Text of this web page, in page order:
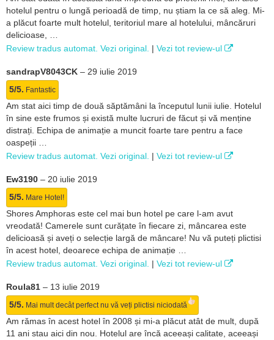
hotelul pentru o lungă perioadă de timp, nu știam la ce să aleg. Mi-
a plăcut foarte mult hotelul, teritoriul mare al hotelului, mâncăruri
delicioase, …
Review tradus automat. Vezi original. | Vezi tot review-ul
sandrapV8043CK – 29 iulie 2019
5/5. Fantastic
Am stat aici timp de două săptămâni la începutul lunii iulie. Hotelul
în sine este frumos și există multe lucruri de făcut și vă menține
distrați. Echipa de animație a muncit foarte tare pentru a face
oaspeții …
Review tradus automat. Vezi original. | Vezi tot review-ul
Ew3190 – 20 iulie 2019
5/5. Mare Hotel!
Shores Amphoras este cel mai bun hotel pe care l-am avut
vreodată! Camerele sunt curățate în fiecare zi, mâncarea este
delicioasă și aveți o selecție largă de mâncare! Nu vă puteți plictisi
în acest hotel, deoarece echipa de animație …
Review tradus automat. Vezi original. | Vezi tot review-ul
Roula81 – 13 iulie 2019
5/5. Mai mult decât perfectnu vă veți plictisi niciodată
Am rămas în acest hotel în 2008 și mi-a plăcut atât de mult, după
11 ani stau aici din nou. Hotelul are încă aceeași calitate, aceeași